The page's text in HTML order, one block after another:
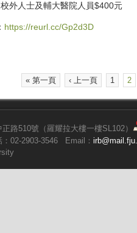
外人士及輔大醫院人員$400元
https://reurl.cc/Gp2d3D
« 第一頁 ‹ 上一頁 1 2
路510號（羅耀拉大樓一樓SL102）
02-2903-3546 Email：